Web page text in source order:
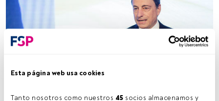
Esta página web usa cookies
Tanto nosotros como nuestros 45 socios almacenamos y
European Central Bank, Flickr, Creative Commons